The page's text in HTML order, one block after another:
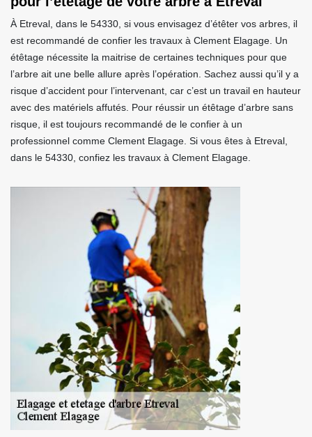
À Etreval, dans le 54330, si vous envisagez d’étêter vos arbres, il
est recommandé de confier les travaux à Clement Elagage. Un
étêtage nécessite la maitrise de certaines techniques pour que
l’arbre ait une belle allure après l’opération. Sachez aussi qu’il y a
risque d’accident pour l’intervenant, car c’est un travail en hauteur
avec des matériels affutés. Pour réussir un étêtage d’arbre sans
risque, il est toujours recommandé de le confier à un
professionnel comme Clement Elagage. Si vous êtes à Etreval,
dans le 54330, confiez les travaux à Clement Elagage.